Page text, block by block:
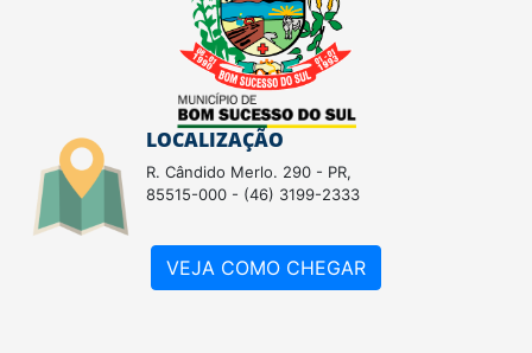
LOCALIZAÇÃO
R. Cândido Merlo. 290 - PR,
85515-000 - (46) 3199-2333
VEJA COMO CHEGAR